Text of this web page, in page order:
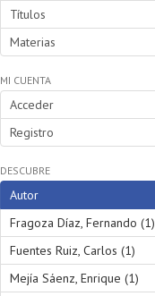
Títulos
Materias
MI CUENTA
Acceder
Registro
DESCUBRE
Autor
Fragoza Díaz, Fernando (1)
Fuentes Ruiz, Carlos (1)
Mejía Sáenz, Enrique (1)